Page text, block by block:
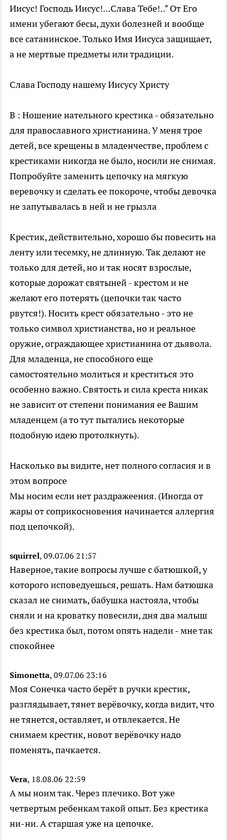
Иисус! Господь Иисус!...Слава Тебе!.." От Его
имени убегают бесы, духи болезней и вообще
все сатанинское. Только Имя Иисуса защищает,
а не мертвые предметы или традиции.
Слава Господу нашему Иисусу Христу
В : Ношение нательного крестика - обязательно
для православного христианина. У меня трое
детей, все крещены в младенчестве, проблем с
крестиками никогда не было, носили не снимая.
Попробуйте заменить цепочку на мягкую
веревочку и сделать ее покороче, чтобы девочка
не запутывалась в ней и не грызла
Крестик, действительно, хорошо бы повесить на
ленту или тесемку, не длинную. Так делают не
только для детей, но и так носят взрослые,
которые дорожат святыней - крестом и не
желают его потерять (цепочки так часто
рвутся!). Носить крест обязательно - это не
только символ христианства, но и реальное
оружие, ограждающее христианина от дьявола.
Для младенца, не способного еще
самостоятельно молиться и креститься это
особенно важно. Святость и сила креста никак
не зависит от степени понимания ее Вашим
младенцем (а то тут пытались некоторые
подобную идею протолкнуть).
Насколько вы видите, нет полного согласия и в
этом вопросе
Мы носим если нет раздражеения. (Иногда от
жары от соприкосновения начинается аллергия
под цепочкой).
squirrel, 09.07.06 21:57
Наверное, такие вопросы лучше с батюшкой, у
которого исповедуешься, решать. Нам батюшка
сказал не снимать, бабушка настояла, чтобы
сняли и на кроватку повесили, дня два малыш
без крестика был, потом опять надели - мне так
спокойнее
Simonetta, 09.07.06 23:16
Моя Сонечка часто берёт в ручки крестик,
разглядывает, тянет верёвочку, когда видит, что
не тянется, оставляет, и отвлекается. Не
снимаем крестик, новот верёвочку надо
поменять, пачкается.
Vera, 18.08.06 22:59
А мы ноим так. Через плечико. Вот уже
четвертым ребенкам такой опыт. Без крестика
ни-ни. А старшая уже на цепочке.